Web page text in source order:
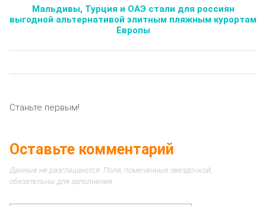
Мальдивы, Турция и ОАЭ стали для россиян
выгодной альтернативой элитным пляжным курортам
Европы
Станьте первым!
Оставьте комментарий
Данные не разглашаются. Поля, помеченные звездочкой,
обязательны для заполнения